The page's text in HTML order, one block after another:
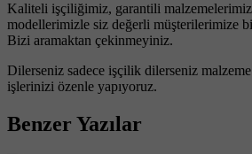
Kaliteli işçiliğimiz, garantili
modellerimizle siz değerli müşterilerimize
Bizi aramaktan çekinmeyiniz.
Dilerseniz sadece işçilik dilerseniz
işlerinizi özenle yapıyoruz.
Benzer Yazılar